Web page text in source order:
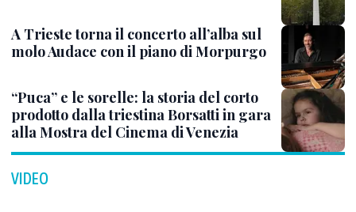
A Trieste torna il concerto all’alba sul
molo Audace con il piano di Morpurgo
“Puca” e le sorelle: la storia del corto
prodotto dalla triestina Borsatti in gara
alla Mostra del Cinema di Venezia
VIDEO